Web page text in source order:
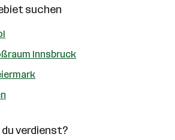
suchen
Innsbruck
du verdienst?